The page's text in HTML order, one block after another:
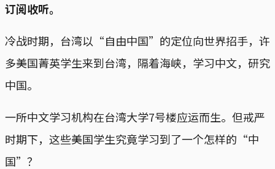
订阅收听。
冷战时期，台湾以“自由中国”的定位向世界招手，许
多美国菁英学生来到台湾，隔着海峡，学习中文，研究
中国。
一所中文学习机构在台湾大学7号楼应运而生。但戒严
时期下，这些美国学生究竟学习到了一个怎样的“中
国”？